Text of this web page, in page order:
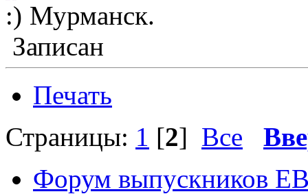
Мурманск.
Записан
Печать
Страницы: 1 [2] Все
Форум выпускников